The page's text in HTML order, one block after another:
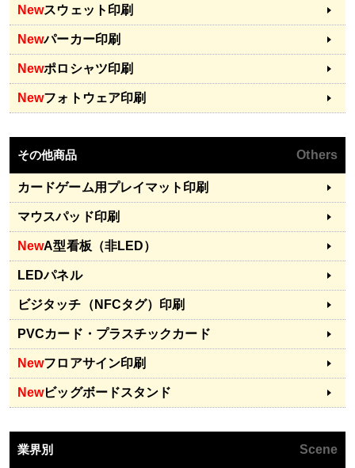
Newスウェット印刷
Newパーカー印刷
Newポロシャツ印刷
Newフォトウェア印刷
その他商品 Others
カードゲーム用プレイマット印刷
マウスパッド印刷
NewA型看板（非LED）
LEDパネル
ビジタッチ（NFCタグ）印刷
PVCカード・プラスチックカード
Newフロアサイン印刷
Newビッグボードスタンド
業界別 Scene